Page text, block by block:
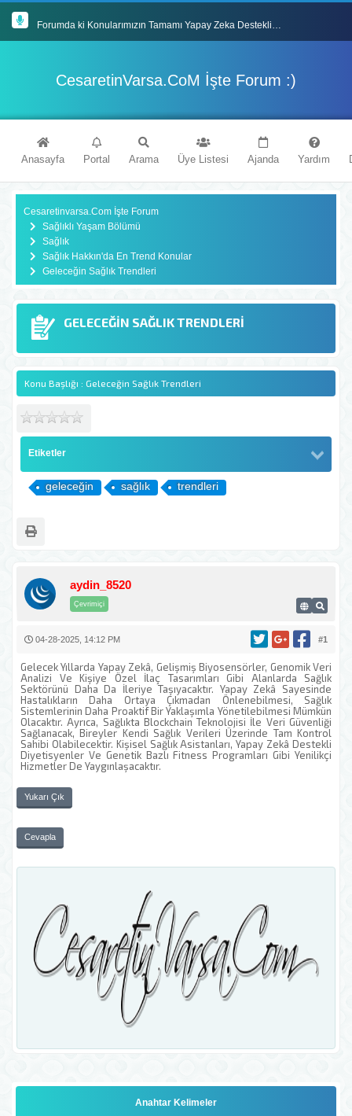
Cesaretinvarsa.Com Forum Sitemize Hoşgeldiniz
CesaretinVarsa.CoM İşte Forum :)
Anasayfa Portal Arama Üye Listesi Ajanda Yardım
Cesaretinvarsa.Com İşte Forum
Sağlıklı Yaşam Bölümü
Sağlık
Sağlık Hakkın'da En Trend Konular
Geleceğin Sağlık Trendleri
GELECEĞIN SAĞLIK TRENDLERI
Konu Başlığı : Geleceğin Sağlık Trendleri
Etiketler
geleceğin sağlık trendleri
Çevrimiçi
aydin_8520
#1
04-28-2025, 14:12 PM
Gelecek Yıllarda Yapay Zekâ, Gelişmiş Biyosensörler, Genomik Veri
Analizi Ve Kişiye Özel İlaç Tasarımları Gibi Alanlarda Sağlık
Sektörünü Daha Da İleriye Taşıyacaktır. Yapay Zekâ Sayesinde
Hastalıkların Daha Ortaya Çıkmadan Önlenebilmesi, Sağlık
Sistemlerinin Daha Proaktif Bir Yaklaşımla Yönetilebilmesi Mümkün
Olacaktır. Ayrıca, Sağlıkta Blockchain Teknolojisi İle Veri Güvenliği
Sağlanacak, Bireyler Kendi Sağlık Verileri Üzerinde Tam Kontrol
Sahibi Olabilecektir. Kişisel Sağlık Asistanları, Yapay Zekâ Destekli
Diyetisyenler Ve Genetik Bazlı Fitness Programları Gibi Yenilikçi
Hizmetler De Yaygınlaşacaktır.
Yukarı Çık
Cevapla
Anahtar Kelimeler